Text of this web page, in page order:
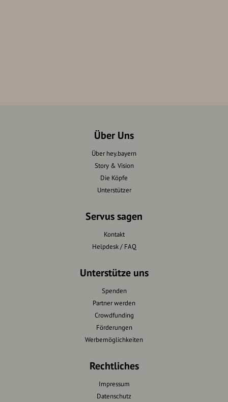
Über Uns
Über hey.bayern
Story & Vision
Die Köpfe
Unterstützer
Servus sagen
Kontakt
Helpdesk / FAQ
Unterstütze uns
Spenden
Partner werden
Crowdfunding
Förderungen
Werbemöglichkeiten
Rechtliches
Impressum
Datenschutz